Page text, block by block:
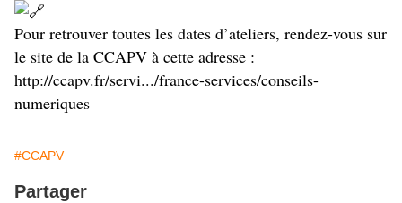
Pour retrouver toutes les dates d’ateliers, rendez-vous sur
le site de la CCAPV à cette adresse :
http://ccapv.fr/servi.../france-services/conseils-
numeriques
#CCAPV
Partager